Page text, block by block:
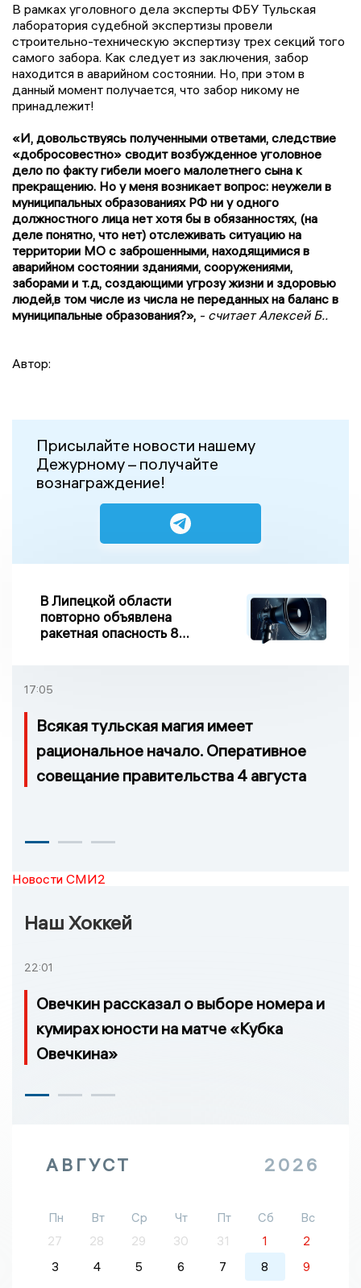
В рамках уголовного дела эксперты ФБУ Тульская
лаборатория судебной экспертизы провели
строительно-техническую экспертизу трех секций того
самого забора. Как следует из заключения, забор
находится в аварийном состоянии. Но, при этом в
данный момент получается, что забор никому не
принадлежит!
«И, довольствуясь полученными ответами, следствие
«добросовестно» сводит возбужденное уголовное
дело по факту гибели моего малолетнего сына к
прекращению. Но у меня возникает вопрос: неужели в
муниципальных образованиях РФ ни у одного
должностного лица нет хотя бы в обязанностях, (на
деле понятно, что нет) отслеживать ситуацию на
территории МО с заброшенными, находящимися в
аварийном состоянии зданиями, сооружениями,
заборами и т.д, создающими угрозу жизни и здоровью
людей,в том числе из числа не переданных на баланс в
муниципальные образования?», - считает Алексей Б..
Автор:
Присылайте новости нашему
Дежурному – получайте
вознаграждение!
В Липецкой области
повторно объявлена
ракетная опасность 8
17:05
Всякая тульская магия имеет
рациональное начало. Оперативное
совещание правительства 4 августа
Новости СМИ2
Наш Хоккей
22:01
Овечкин рассказал о выборе номера и
кумирах юности на матче «Кубка
Овечкина»
АВГУСТ 2026
Пн Вт Ср Чт Пт Сб
Вс
27
28 29 30 31 1
2
3
4 5 6 7 8
9